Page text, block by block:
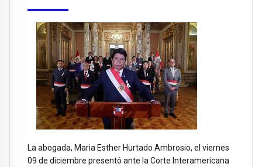
La abogada, Maria Esther Hurtado Ambrosio, el viernes
09 de diciembre presentó ante la Corte Interamericana